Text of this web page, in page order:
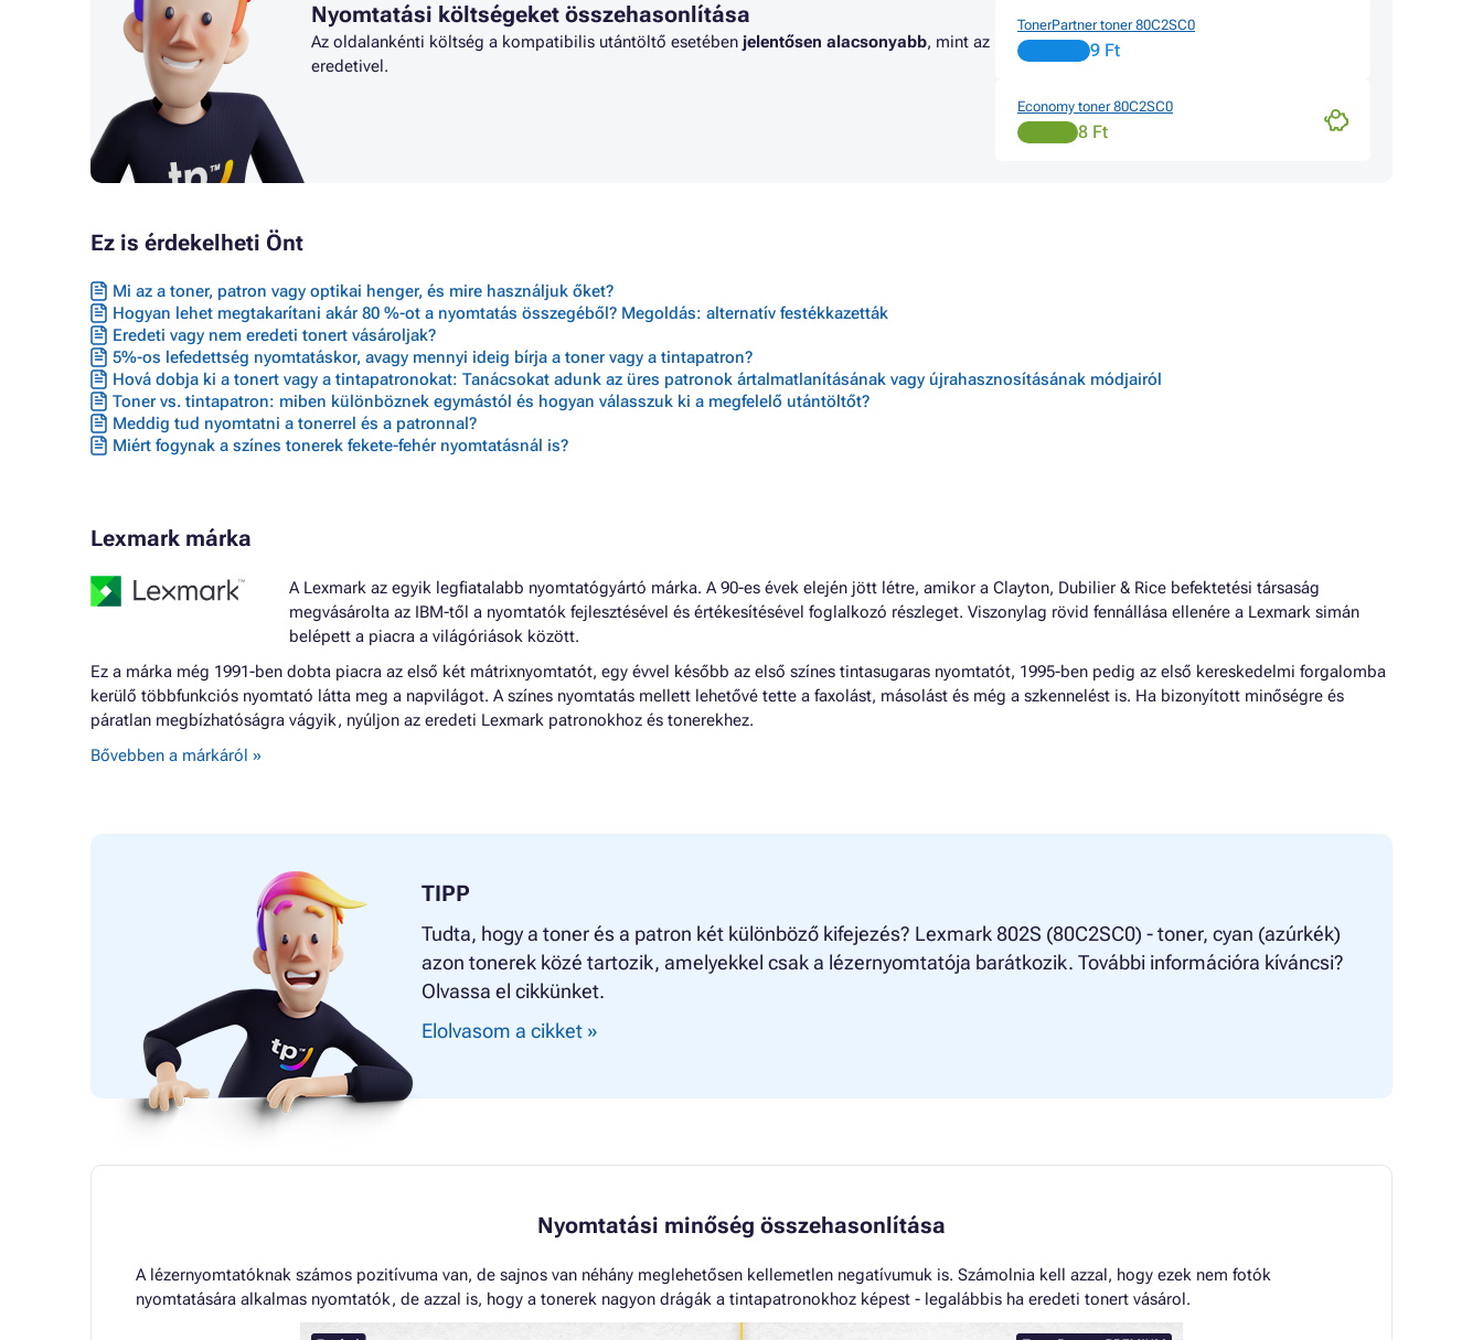
Nyomtatási költségeket összehasonlítása
Az oldalankénti költség a kompatibilis utántöltő esetében jelentősen alacsonyabb, mint az
eredetivel.
TonerPartner toner 80C2SC0
9 Ft
Economy toner 80C2SC0
8 Ft
Ez is érdekelheti Önt
Mi az a toner, patron vagy optikai henger, és mire használjuk őket?
Hogyan lehet megtakarítani akár 80 %-ot a nyomtatás összegéből? Megoldás: alternatív festékkazetták
Eredeti vagy nem eredeti tonert vásároljak?
5%-os lefedettség nyomtatáskor, avagy mennyi ideig bírja a toner vagy a tintapatron?
Hová dobja ki a tonert vagy a tintapatronokat: Tanácsokat adunk az üres patronok ártalmatlanításának vagy újrahasznosításának módjairól
Toner vs. tintapatron: miben különböznek egymástól és hogyan válasszuk ki a megfelelő utántöltőt?
Meddig tud nyomtatni a tonerrel és a patronnal?
Miért fogynak a színes tonerek fekete-fehér nyomtatásnál is?
Lexmark márka
A Lexmark az egyik legfiatalabb nyomtatógyártó márka. A 90-es évek elején jött létre, amikor a Clayton, Dubilier & Rice befektetési társaság
megvásárolta az IBM-től a nyomtatók fejlesztésével és értékesítésével foglalkozó részleget. Viszonylag rövid fennállása ellenére a Lexmark simán
belépett a piacra a világóriások között.
Ez a márka még 1991-ben dobta piacra az első két mátrixnyomtatót, egy évvel később az első színes tintasugaras nyomtatót, 1995-ben pedig az első kereskedelmi forgalomba
kerülő többfunkciós nyomtató látta meg a napvilágot. A színes nyomtatás mellett lehetővé tette a faxolást, másolást és még a szkennelést is. Ha bizonyított minőségre és
páratlan megbízhatóságra vágyik, nyúljon az eredeti Lexmark patronokhoz és tonerekhez.
Bővebben a márkáról »
TIPP
Tudta, hogy a toner és a patron két különböző kifejezés? Lexmark 802S (80C2SC0) - toner, cyan (azúrkék)
azon tonerek közé tartozik, amelyekkel csak a lézernyomtatója barátkozik. További információra kíváncsi?
Olvassa el cikkünket.
Elolvasom a cikket »
Nyomtatási minőség összehasonlítása
A lézernyomtatóknak számos pozitívuma van, de sajnos van néhány meglehetősen kellemetlen negatívumuk is. Számolnia kell azzal, hogy ezek nem fotók
nyomtatására alkalmas nyomtatók, de azzal is, hogy a tonerek nagyon drágák a tintapatronokhoz képest - legalábbis ha eredeti tonert vásárol.